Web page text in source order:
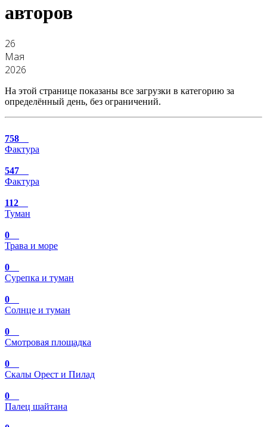
авторов
26
Мая
2026
На этой странице показаны все загрузки в категорию за
определённый день, без ограничений.
758
Фактура
547
Фактура
112
Туман
0
Трава и море
0
Сурепка и туман
0
Солнце и туман
0
Смотровая площадка
0
Скалы Орест и Пилад
0
Палец шайтана